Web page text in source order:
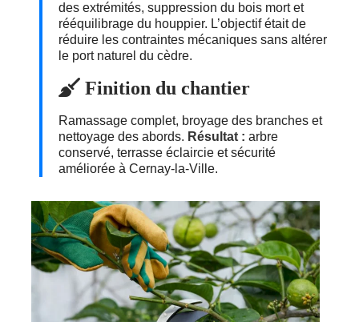
des extrémités, suppression du bois mort et
rééquilibrage du houppier. L’objectif était de
réduire les contraintes mécaniques sans altérer
le port naturel du cèdre.
Finition du chantier
Ramassage complet, broyage des branches et
nettoyage des abords. Résultat : arbre
conservé, terrasse éclaircie et sécurité
améliorée à Cernay-la-Ville.